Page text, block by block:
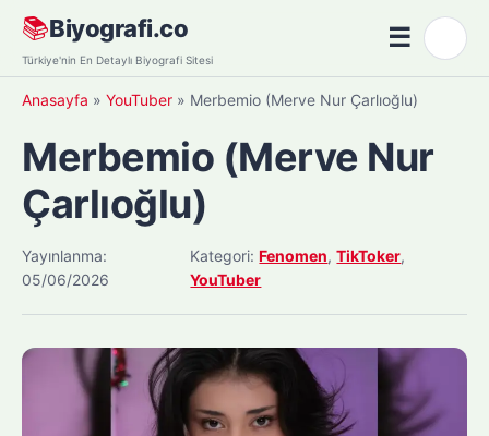
Skip
content
📚Biyografi.co
Türkiye'nin En Detaylı Biyografi Sitesi
☰Menü
Anasayfa » YouTuber » Merbemio (Merve Nur Çarlıoğlu)
Merbemio (Merve Nur
Çarlıoğlu)
Yayınlanma:
05/06/2026
Kategori:Fenomen,TikToker,
YouTuber